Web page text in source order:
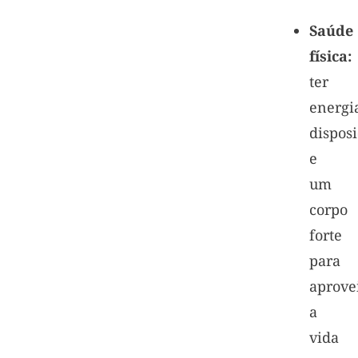
Saúde
física:
ter
e
um
corpo
forte
para
a
vida